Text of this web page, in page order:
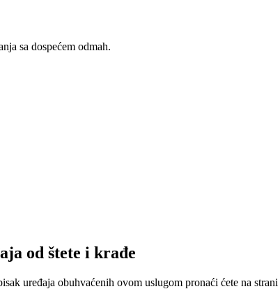
sa dospećem odmah.
od štete i krađe
uređaja obuhvaćenih ovom uslugom pronaći ćete na strani